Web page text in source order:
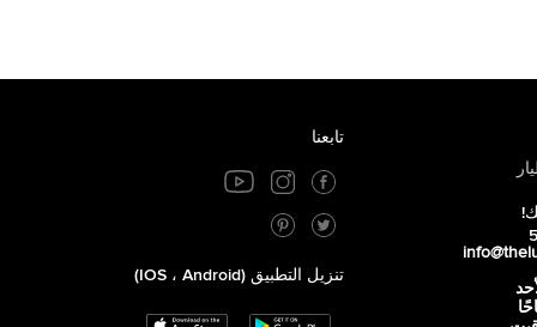
صباحًا
تابعنا
تنزيل التطبيق (iOS ، Android)